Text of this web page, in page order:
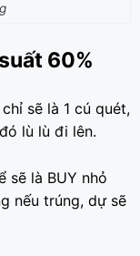
60%
sẽ là 1 cú quét,
lù lù đi lên.
sẽ là BUY nhỏ
nếu trúng, dự sẽ